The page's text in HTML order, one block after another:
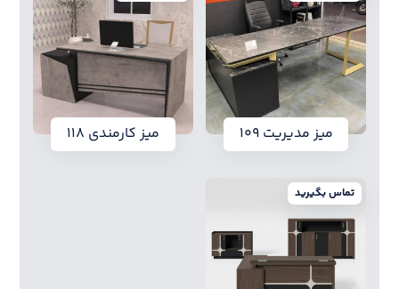
میز مدیریت ۱۰۹ میز کارمندی ۱۱۸
تماس بگیرید